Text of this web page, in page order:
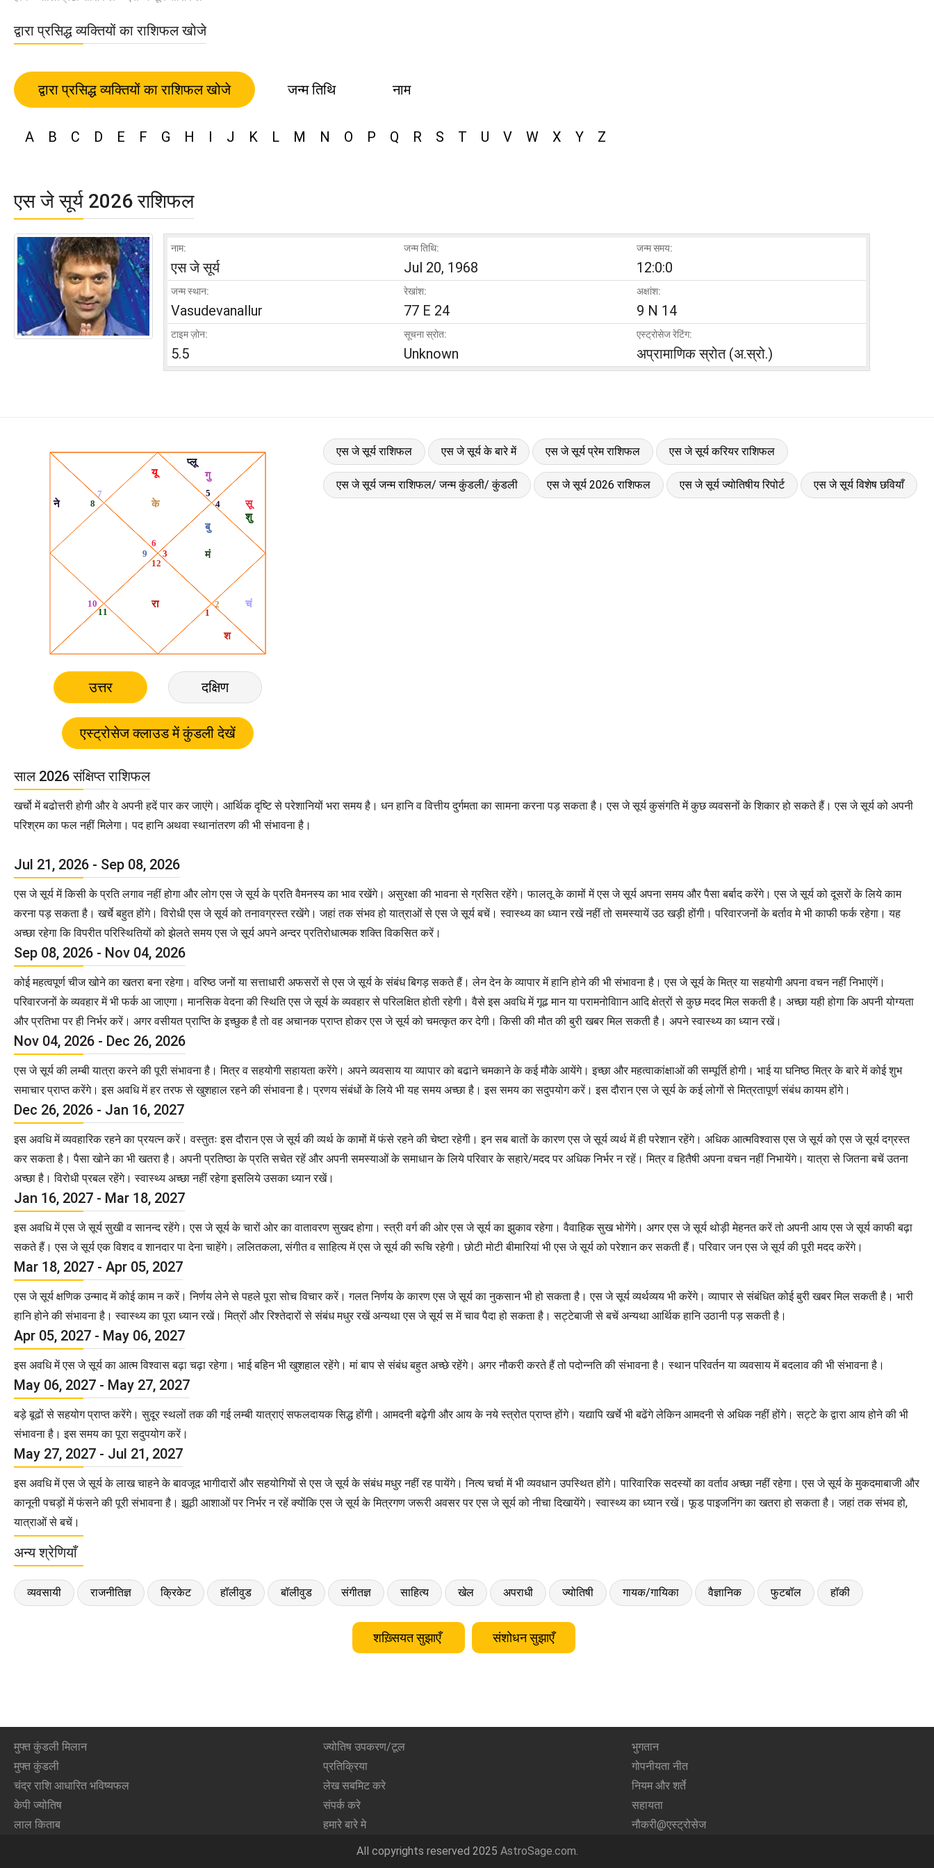
द्वारा प्रसिद्ध व्यक्तियों का राशिफल खोजे
द्वारा प्रसिद्ध व्यक्तियों का राशिफल खोजे जन्म तिथि नाम
A B C D E F G H I J K L M N O P Q R S T U V W X Y Z
एस जे सूर्य 2026 राशिफल
नाम:
एस जे सूर्य
जन्म तिथि:
Jul 20, 1968
जन्म समय:
12:0:0
जन्म स्थान:
Vasudevanallur
रेखांश:
77 E 24
अक्षांश:
9 N 14
टाइम ज़ोन:
5.5
सूचना स्रोत:
Unknown
एस्ट्रोसेज रेटिंग:
अप्रामाणिक स्रोत (अ.स्रो.)
उत्तर दक्षिण
एस जे सूर्य राशिफल एस जे सूर्य के बारे में एस जे सूर्य प्रेम राशिफल एस जे सूर्य करियर राशिफल
एस जे सूर्य जन्म राशिफल/ जन्म कुंडली/ कुंडली एस जे सूर्य 2026 राशिफल एस जे सूर्य ज्योतिषीय रिपोर्ट एस जे सूर्य विशेष छवियाँ
साल 2026 संक्षिप्त राशिफल
खर्चो में बढोत्तरी होगी और वे अपनी हदें पार कर जाएंगे। आर्थिक दृष्टि से परेशानियों भरा समय है। धन हानि व वित्तीय दुर्गमता का सामना करना पड़ सकता है। एस जे सूर्य कुसंगति में कुछ व्यवसनों के शिकार हो सकते हैं। एस जे सूर्य को अपनी
परिश्रम का फल नहीं मिलेगा। पद हानि अथवा स्थानांतरण की भी संभावना है।
Jul 21, 2026 - Sep 08, 2026
एस जे सूर्य में किसी के प्रति लगाव नहीं होगा और लोग एस जे सूर्य के प्रति वैमनस्य का भाव रखेंगे। असुरक्षा की भावना से ग्रसित रहेंगे। फालतू के कामों में एस जे सूर्य अपना समय और पैसा बर्बाद करेंगे। एस जे सूर्य को दूसरों के लिये काम
करना पड़ सकता है। खर्चे बहुत होंगे। विरोधी एस जे सूर्य को तनावग्रस्त रखेंगे। जहां तक संभव हो यात्राओं से एस जे सूर्य बचें। स्वास्थ्य का ध्यान रखें नहीं तो समस्यायें उठ खड़ी होंगी। परिवारजनों के बर्ताव मे भी काफी फर्क रहेगा। यह
अच्छा रहेगा कि विपरीत परिस्थितियों को झेलते समय एस जे सूर्य अपने अन्दर प्रतिरोधात्मक शक्ति विकसित करें।
Sep 08, 2026 - Nov 04, 2026
कोई महत्वपूर्ण चीज खोने का खतरा बना रहेगा। वरिष्ठ जनों या सत्ताधारी अफसरों से एस जे सूर्य के संबंध बिगड़ सकते हैं। लेन देन के व्यापार में हानि होने की भी संभावना है। एस जे सूर्य के मित्र या सहयोगी अपना वचन नहीं निभाएंगें।
परिवारजनों के व्यवहार में भी फर्क आ जाएगा। मानसिक वेदना की स्थिति एस जे सूर्य के व्यवहार से परिलक्षित होती रहेगी। वैसे इस अवधि में गूढ मान या परामनोविाान आदि क्षेत्रों से कुछ मदद मिल सकती है। अच्छा यही होगा कि अपनी योग्यता
और प्रतिभा पर ही निर्भर करें। अगर वसीयत प्राप्ति के इच्छुक है तो वह अचानक प्राप्त होकर एस जे सूर्य को चमत्कृत कर देगी। किसी की मौत की बुरी खबर मिल सकती है। अपने स्वास्थ्य का ध्यान रखें।
Nov 04, 2026 - Dec 26, 2026
एस जे सूर्य की लम्बी यात्रा करने की पूरी संभावना है। मित्र व सहयोगी सहायता करेंगे। अपने व्यवसाय या व्यापार को बढाने चमकाने के कई मौके आयेंगे। इच्छा और महत्वाकांक्षाओं की सम्पूर्ति होगी। भाई या घनिष्ठ मित्र के बारे में कोई शुभ
समाचार प्राप्त करेंगे। इस अवधि में हर तरफ से खुशहाल रहने की संभावना है। प्रणय संबंधों के लिये भी यह समय अच्छा है। इस समय का सदुपयोग करें। इस दौरान एस जे सूर्य के कई लोगों से मित्रतापूर्ण संबंध कायम होंगे।
Dec 26, 2026 - Jan 16, 2027
इस अवधि में व्यवहारिक रहने का प्रयत्न करें। वस्तुतः इस दौरान एस जे सूर्य की व्यर्थ के कामों में फंसे रहने की चेष्टा रहेगी। इन सब बातों के कारण एस जे सूर्य व्यर्थ में ही परेशान रहेंगे। अधिक आत्मविश्वास एस जे सूर्य को एस जे सूर्य दग्रस्त
कर सकता है। पैसा खोने का भी खतरा है। अपनी प्रतिष्ठा के प्रति सचेत रहें और अपनी समस्याओं के समाधान के लिये परिवार के सहारे/मदद पर अधिक निर्भर न रहें। मित्र व हितैषी अपना वचन नहीं निभायेंगे। यात्रा से जितना बचें उतना
अच्छा है। विरोधी प्रबल रहेंगे। स्वास्थ्य अच्छा नहीं रहेगा इसलिये उसका ध्यान रखें।
Jan 16, 2027 - Mar 18, 2027
इस अवधि में एस जे सूर्य सुखी व सानन्द रहेंगे। एस जे सूर्य के चारों ओर का वातावरण सुखद होगा। स्त्री वर्ग की ओर एस जे सूर्य का झुकाव रहेगा। वैवाहिक सुख भोगेंगे। अगर एस जे सूर्य थोड़ी मेहनत करें तो अपनी आय एस जे सूर्य काफी बढ़ा
सकते हैं। एस जे सूर्य एक विशद व शानदार पा देना चाहेंगे। ललितकला, संगीत व साहित्य में एस जे सूर्य की रूचि रहेगी। छोटी मोटी बीमारियां भी एस जे सूर्य को परेशान कर सकती हैं। परिवार जन एस जे सूर्य की पूरी मदद करेंगे।
Mar 18, 2027 - Apr 05, 2027
एस जे सूर्य क्षणिक उन्माद में कोई काम न करें। निर्णय लेने से पहले पूरा सोच विचार करें। गलत निर्णय के कारण एस जे सूर्य का नुकसान भी हो सकता है। एस जे सूर्य व्यर्थव्यय भी करेंगे। व्यापार से संबंधित कोई बुरी खबर मिल सकती है। भारी
हानि होने की संभावना है। स्वास्थ्य का पूरा ध्यान रखें। मित्रों और रिश्तेदारों से संबंध मधुर रखें अन्यथा एस जे सूर्य स में चाव पैदा हो सकता है। सट्टेबाजी से बचें अन्यथा आर्थिक हानि उठानी पड़ सकती है।
Apr 05, 2027 - May 06, 2027
इस अवधि में एस जे सूर्य का आत्म विश्वास बढ़ा चढ़ा रहेगा। भाई बहिन भी खुशहाल रहेंगे। मां बाप से संबंध बहुत अच्छे रहेंगे। अगर नौकरी करते हैं तो पदोन्नति की संभावना है। स्थान परिवर्तन या व्यवसाय में बदलाव की भी संभावना है।
May 06, 2027 - May 27, 2027
बड़े बूढों से सहयोग प्राप्त करेंगे। सुदूर स्थलों तक की गई लम्बी यात्राएं सफलदायक सिद्ध होंगी। आमदनी बढ़ेगी और आय के नये स्त्रोत प्राप्त होंगे। यद्यापि खर्चे भी बढेंगे लेकिन आमदनी से अधिक नहीं होंगे। सट्टे के द्वारा आय होने की भी
संभावना है। इस समय का पूरा सदुपयोग करें।
May 27, 2027 - Jul 21, 2027
इस अवधि में एस जे सूर्य के लाख चाहने के बावजूद भागीदारों और सहयोगियों से एस जे सूर्य के संबंध मधुर नहीं रह पायेंगे। नित्य चर्चा में भी व्यवधान उपस्थित होंगे। पारिवारिक सदस्यों का वर्ताव अच्छा नहीं रहेगा। एस जे सूर्य के मुकदमाबाजी और
कानूनी पचड़ों में फंसने की पूरी संभावना है। झूठी आशाओं पर निर्भर न रहें क्योंकि एस जे सूर्य के मित्रगण जरूरी अवसर पर एस जे सूर्य को नीचा दिखायेंगे। स्वास्थ्य का ध्यान रखें। फूड पाइजनिंग का खतरा हो सकता है। जहां तक संभव हो,
यात्राओं से बचें।
अन्य श्रेणियाँ
व्यवसायी राजनीतिज्ञ क्रिकेट हॉलीवुड बॉलीवुड संगीतज्ञ साहित्य खेल अपराधी ज्योतिषी गायक/गायिका वैज्ञानिक फुटबॉल हॉकी
शख़्सियत सुझाएँ संशोधन सुझाएँ
मुफ्त कुंडली मिलान
मुफ्त कुंडली
चंद्र राशि आधारित भविष्यफल
केपी ज्योतिष
लाल किताब
ज्योतिष उपकरण/टूल
प्रतिक्रिया
लेख सबमिट करे
संपर्क करे
हमारे बारे मे
भुगतान
गोपनीयता नीत
नियम और शर्ते
सहायता
नौकरी@एस्ट्रोसेज
All copyrights reserved 2025 AstroSage.com.